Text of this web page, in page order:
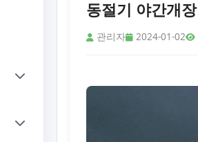
동절기 야간개장
관리자 2024-01-02